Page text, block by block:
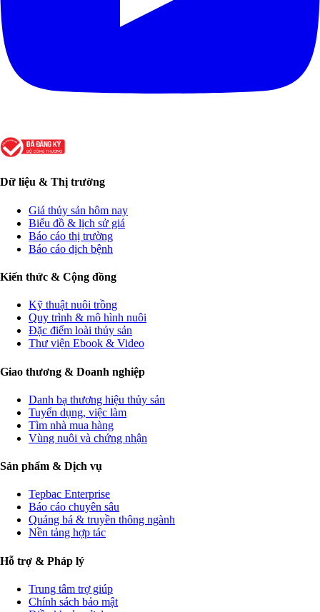
Dữ liệu & Thị trường
Giá thủy sản hôm nay
Biểu đồ & lịch sử giá
Báo cáo thị trường
Báo cáo dịch bệnh
Kiến thức & Cộng đồng
Kỹ thuật nuôi trồng
Quy trình & mô hình nuôi
Đặc điểm loài thủy sản
Thư viện Ebook & Video
Giao thương & Doanh nghiệp
Danh bạ thương hiệu thủy sản
Tuyển dụng, việc làm
Tìm nhà mua hàng
Vùng nuôi và chứng nhận
Sản phẩm & Dịch vụ
Tepbac Enterprise
Báo cáo chuyên sâu
Quảng bá & truyền thông ngành
Nền tảng hợp tác
Hỗ trợ & Pháp lý
Trung tâm trợ giúp
Chính sách bảo mật